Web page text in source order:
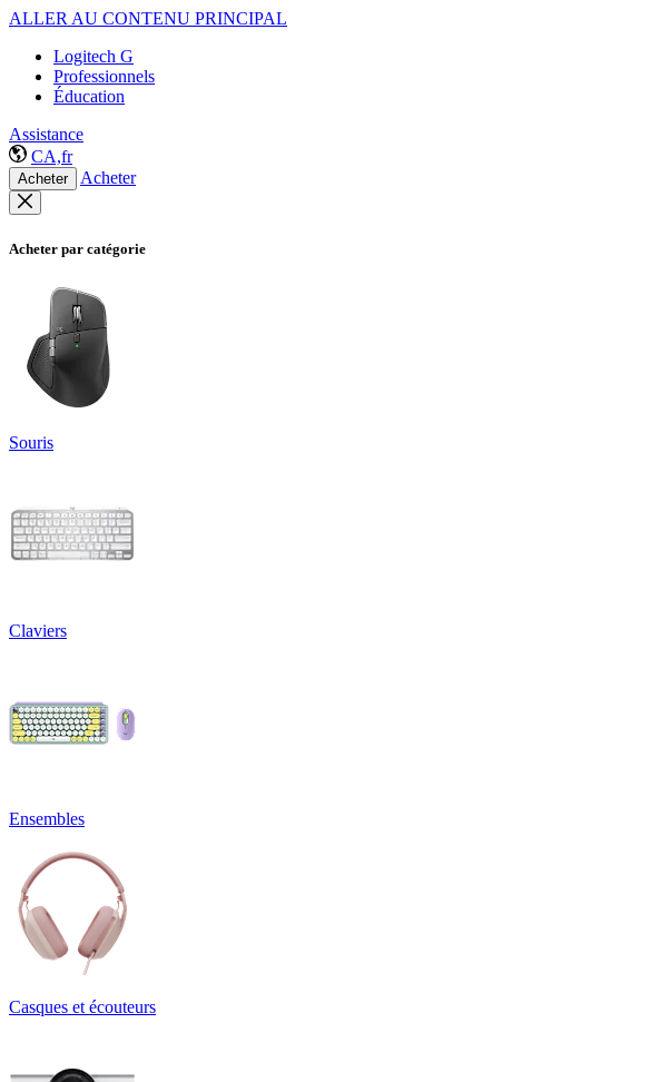
ALLER AU CONTENU PRINCIPAL
Logitech G
Professionnels
Éducation
Assistance
CA,fr
Acheter Acheter
Acheter par catégorie
Souris
Claviers
Ensembles
Casques et écouteurs